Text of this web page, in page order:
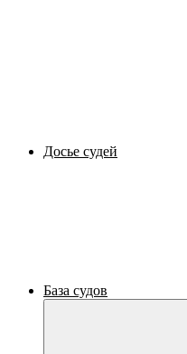
Досье судей
База судов